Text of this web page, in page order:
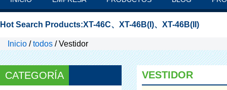
Hot Search Products:XT-46C、 XT-46B(I)、 XT-46B(II)
Inicio /todos /Vestidor
CATEGORÍA VESTIDOR